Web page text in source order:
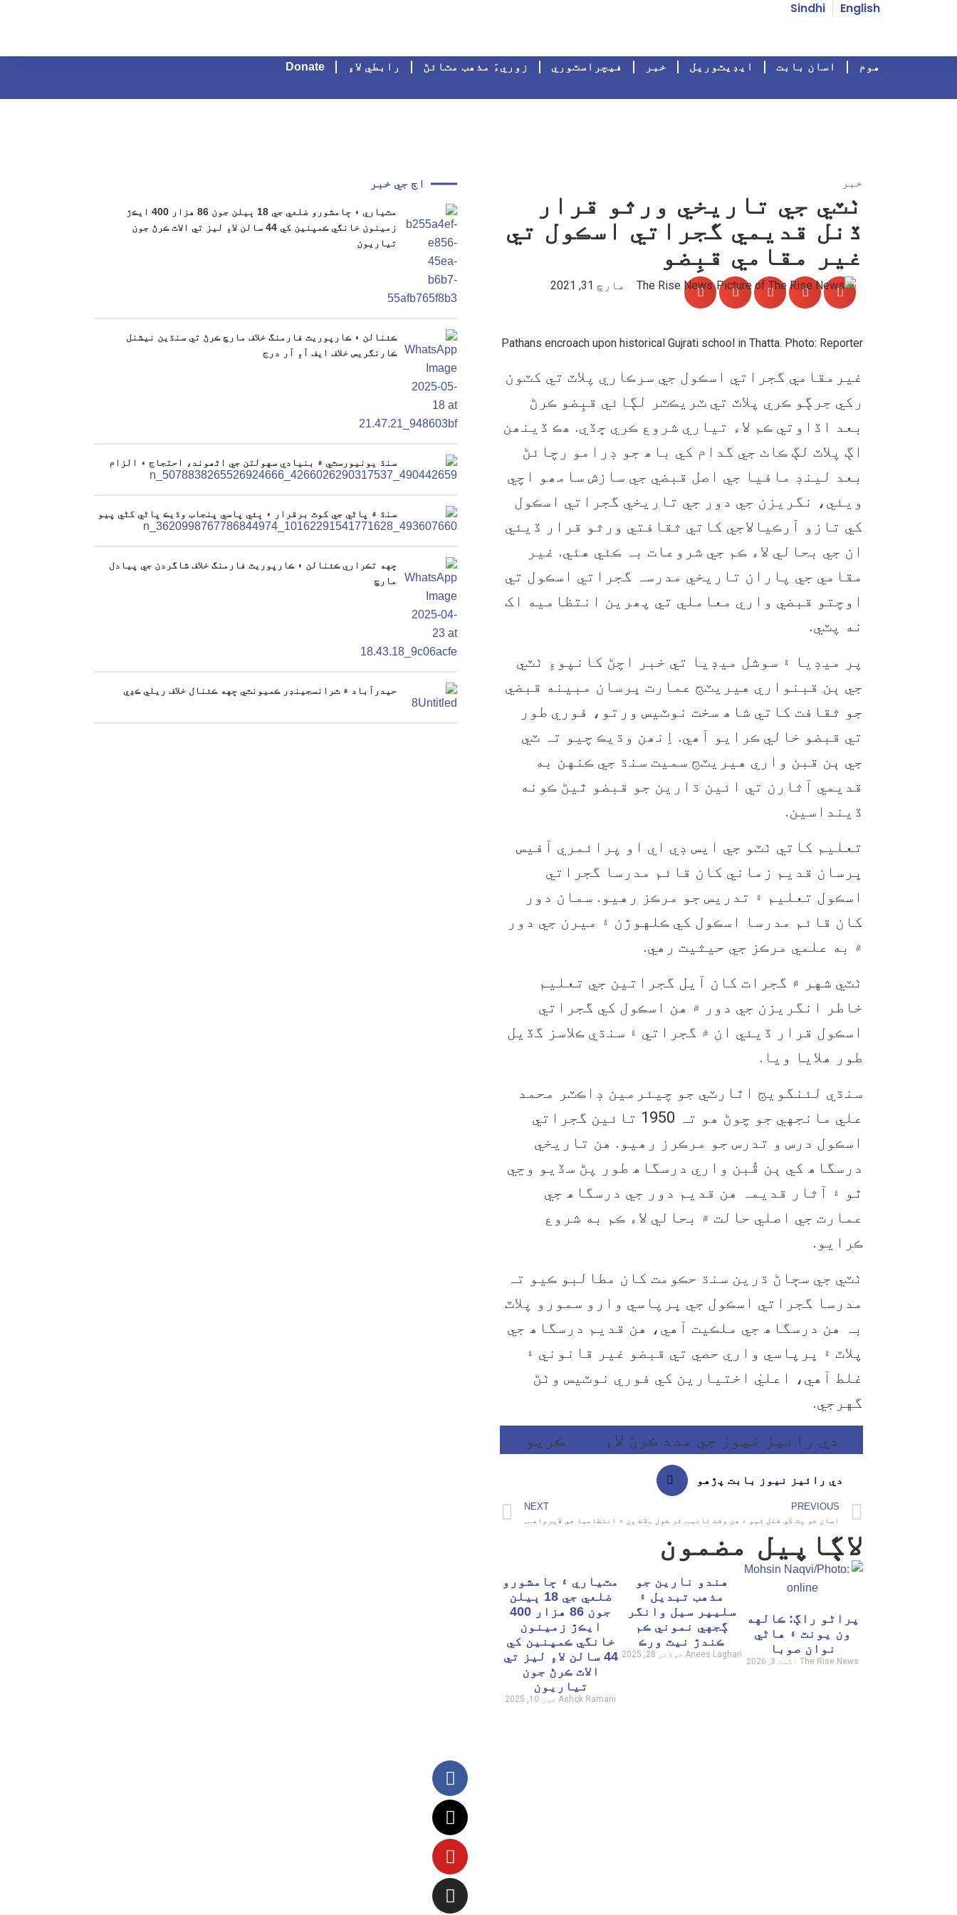
English
Sindhi
هوم اسان بابت ايڊيٽوريل خبر فيچراسٽوري زوريءَ مذهب مٽائڻ رابطي لاءِ Donate
خبر
ٺٽي جي تاريخي ورثو قرار
ڏنل قديمي گجراتي اسڪول تي
غير مقامي قبِضو
The Rise News مارچ 31, 2021
Pathans encroach upon historical Gujrati school in Thatta. Photo: Reporter
غيرمقامي گجراتي اسڪول جي سرڪاري پلاٽ تي کٽون
رکي جرڳو ڪري پلاٽ تي ٽريڪٽر لڳائي قبِضو ڪرڻ
بعد اڏاوتي ڪم لاء تياري شروع ڪري ڇڏي. ھڪ ڏينھن
اڳ پلاٽ لڳ ڪاٺ جي گدام کي باھ جو ڊرامو رچائڻ
بعد لينڊ مافيا جي اصل قبضي جي سازش سامھو اچي
ويئي، نگريزن جي دور جي تاريخي گجراتي اسڪول
کي تازو آرڪيالاجي کاتي ثقافتي ورثو قرار ڏيئي
ان جي بحالي لاء ڪم جي شروعات بہ ڪئي ھئي. غير
مقامي جي پاران تاريخي مدرسہ گجراتي اسڪول تي
اوچتو قبضي واري معاملي تي پھرين انتظاميه اک
نه پٽي.
پر ميڊيا ۽ سوشل ميڊيا تي خبر اچڻ کانپوءِ ٺٽي
جي ٻن قبنواري هيريٽج عمارت ڀرسان مبينه قبضي
جو ثقافت کاتي شاھ سخت نوٽيس ورتو، فوري طور
تي قبضو خالي ڪرايو آھي. اِنھن وڌيڪ چيو تہ ٽي
جي ٻن قبن واري هيريٽج سميت سنڌ جي ڪنهن به
قديمي آثارن تي ائين ڌارين جو قبضو ٿيڻ ڪونه
ڏينداسين.
تعليم کاتي ٺٽو جي ايس ڊي اي او پرائمري آفيس
ڀرسان قديم زماني کان قائم مدرسا گجراتي
اسڪول تعليم ۽ تدريس جو مرڪز رهيو. سمان دور
کان قائم مدرسا اسڪول کي ڪلهوڙن ۽ ميرن جي دور
۾ به علمي مرڪز جي حيثيت رهي.
ٺٽي شهر ۾ گجرات کان آيل گجراتين جي تعليم
خاطر انگريزن جي دور ۾ هن اسڪول کي گجراتي
اسڪول قرار ڏيئي ان ۾ گجراتي ۽ سنڌي ڪلاسز گڏيل
طور هلايا ويا.
سنڌي لئنگويج اٿارٽي جو چيئرمين ڊاڪٽر محمد
علي مانجهي جو چوڻ ھو تہ 1950 تائين گجراتي
اسڪول درس و تدرس جو مرڪرز رھيو. هن تاريخي
درسگاھ کي ٻن قُبن واري درسگاھ طور پڻ سڏيو وڃي
ٿو ۽ آثار قديمہ هن قديم دور جي درسگاھ جي
عمارت جي اصلي حالت ۾ بحالي لاء ڪم به شروع
ڪرايو.
ٺٽي جي سڄاڻ ڌرين سنڌ حڪومت کان مطالبو ڪيو تہ
مدرسا گجراتي اسڪول جي ڀرپاسي وارو سمورو پلاٽ
بہ هن درسگاھ جي ملڪيت آهي، هن قديم درسگاھ جي
پلاٽ ۽ ڀرپاسي واري حصي تي قبضو غير قانوني ۽
غلط آهي، اعليٰ اختيارين کي فوري نوٽيس وٺڻ
گهرجي.
دي رائيز نيوز جي مدد ڪرڻ لاءِ ڪلڪڪريو
دي رائيز نيوز بابت پڙهو
PREVIOUS
NEXT
لاڳاپيل مضمون
پراڻو راڳ: ڪالهه
ون يونٽ ۽ هاڻي
نوان صوبا
The Rise News اگست 3, 2026
هندو نارين جو
مذهب تبديل ۽
سليپر سيل وانگر
ڳجهي نموني ڪم
ڪندڙ نيٽ ورڪ
Anees Laghari جولائی 28, 2025
مٽياري ۽ ڄامشورو
ضلعي جي 18 ٻيلن
جون 86 هزار 400
ايڪڙ زمينون
خانگي ڪمپنين کي
44 سالن لاءِ ليز تي
الاٽ ڪرڻ جون
تياريون
Ashok Ramani جون 10, 2025
اڄ جي خبر
مٽياري ۽ ڄامشورو ضلعي جي 18 ٻيلن جون 86 هزار 400 ايڪڙ
زمينون خانگي ڪمپنين کي 44 سالن لاءِ ليز تي الاٽ ڪرڻ جون
تياريون
ڪئنالن ۽ ڪارپوريٽ فارمنگ خلاف مارچ ڪرڻ تي سنڌين نيشنل
ڪارنگريس خلاف ايف آءِ آر درج
سنڌ يونيورسٽي ۾ بنيادي سهولتن جي اڻھوند، احتجاج ۽ الزام
سنڌ ۾ پاڻي جي کوٽ برقرار ۽ ٻئي پاسي پنجاب وڌيڪ پاڻي کڻي پيو
ڇهه تڪراري ڪئنالن ۽ ڪارپوريٽ فارمنگ خلاف شاگردن جي پيادل
مارچ
حيدرآباد ۾ ٽرانسجينڊر ڪميونٽي ڇهه ڪئنال خلاف ريلي ڪڍي